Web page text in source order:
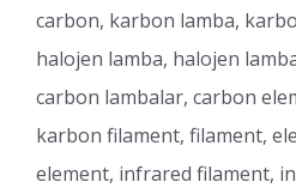
carbon, karbon lamba,
halojen lamba, halojen
carbon lambalar, carbon
karbon filament, filament,
element, infrared filament,